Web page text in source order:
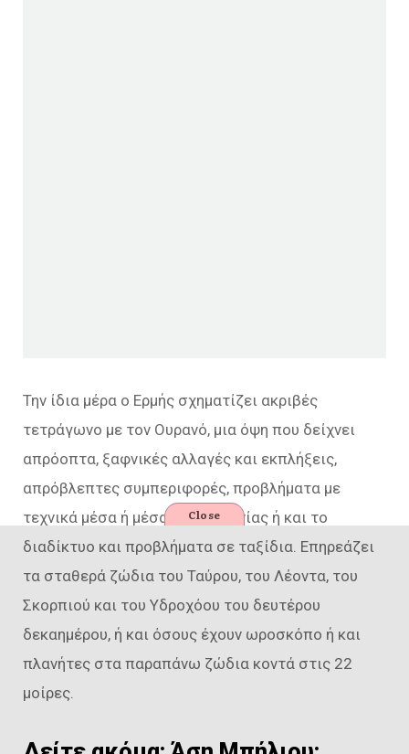
Την ίδια μέρα ο Ερμής σχηματίζει ακριβές
τετράγωνο με τον Ουρανό, μια όψη που δείχνει
απρόοπτα, ξαφνικές αλλαγές και εκπλήξεις,
απρόβλεπτες συμπεριφορές, προβλήματα με
τεχνικά μέσα ή μέσα επικοινωνίας ή και το
διαδίκτυο και προβλήματα σε ταξίδια. Επηρεάζει
τα σταθερά ζώδια του Ταύρου, του Λέοντα, του
Σκορπιού και του Υδροχόου του δευτέρου
δεκαημέρου, ή και όσους έχουν ωροσκόπο ή και
πλανήτες στα παραπάνω ζώδια κοντά στις 22
μοίρες.
Close